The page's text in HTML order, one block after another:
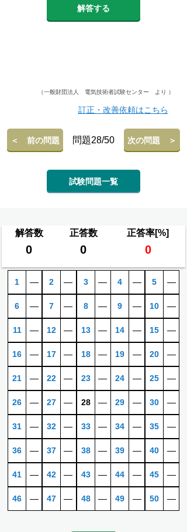
解答する
（一般財団法人 電気技術者試験センター より ）
訂正・改善依頼はこちら
＜ 前の問題 問題28/50 次の問題 ＞
試験問題一覧
解答数 正答数 正答率[%]
0 0 0
1 ―
6 ―
11 ―
16 ―
21 ―
26 ―
31 ―
36 ―
41 ―
46 ―
2 ―
7 ―
12 ―
17 ―
22 ―
27 ―
32 ―
37 ―
42 ―
47 ―
3 ―
8 ―
13 ―
18 ―
23 ―
28 ―
33 ―
38 ―
43 ―
48 ―
4 ―
9 ―
14 ―
19 ―
24 ―
29 ―
34 ―
39 ―
44 ―
49 ―
5 ―
10 ―
15 ―
20 ―
25 ―
30 ―
35 ―
40 ―
45 ―
50 ―